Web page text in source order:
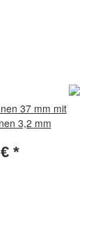
37 mm mit
3,2 mm
*